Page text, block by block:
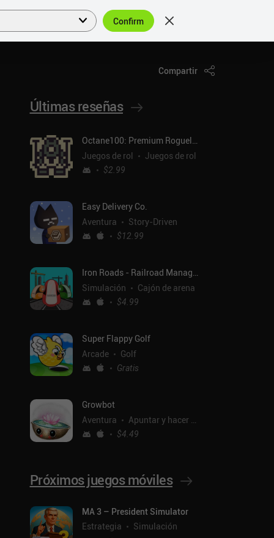
ES
Compartir
Últimas reseñas
Octane100: Premium Roguelike
Juegos de rol
Juegos de rol
$2.99
Easy Delivery Co.
Aventura
Story-Driven
$12.99
Iron Roads - Railroad Manager
Simulación
Cajón de arena
$4.99
Super Flappy Golf
Arcade
Golf
Gratis
Growbot
Aventura
Apuntar y hacer clic
$4.49
Próximos juegos móviles
MA 3 – President Simulator
Estrategia
Simulación
Confirm